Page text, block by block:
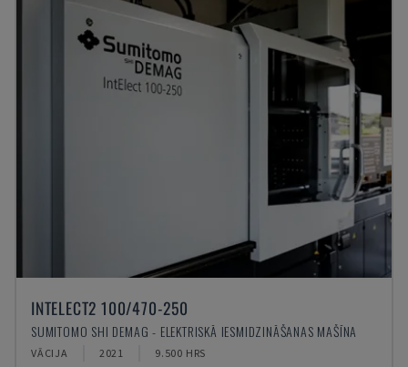
INTELECT2 100/470-250
SUMITOMO SHI DEMAG - ELEKTRISKĀ IESMIDZINĀŠANAS MAŠĪNA
VĀCIJA 2021 9.500 HRS